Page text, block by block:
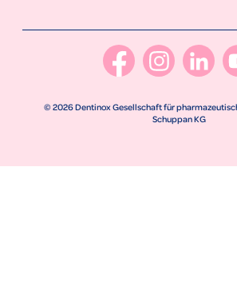
© 2026 Dentinox Gesellschaft für
Schuppan KG